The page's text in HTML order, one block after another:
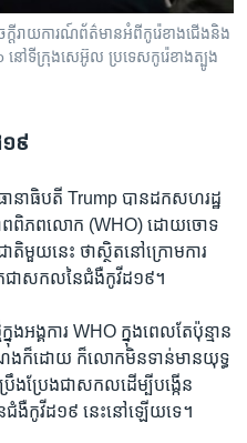
តីរាយការណ៍ព័ត៌មានអំពីកូរ៉េខាងជើងនិង
នៅទីក្រុងសេអ៊ូល ប្រទេសកូរ៉េខាងត្បូង
១៩
ានាធិបតី​ Trump បានដក​សហរដ្ឋ​
ភាពពិភពលោក (WHO) ​ដោយ​ចោទ
ាតិមួយនេះ​ ថាស្ថិត​នៅ​ក្រោមការ
តជាសកល​នៃ​ជំងឺ​កូវីដ១៩។
អង្គការ​ WHO​ ក្នុងពេល​តែ​ប៉ុន្មាន
ក៏​ដោយ ​ក៏​លោក​មិន​ទាន់មាន​យុទ្ធ
ងប្រែងជាសកល​ដើម្បីបង្កើន​
ៃជំងឺកូវីដ១៩ នេះ​នៅ​ឡើយ​ទេ។